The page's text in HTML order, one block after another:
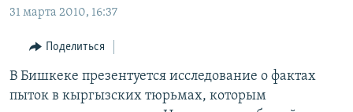
навигации
Вернутся
УЗБЕКИСТАН
ТАДЖИКИСТАН
НА ДРУГИХ ЯЗЫКАХ
ҚАЗАҚША
КЫРГЫЗЧА
31 марта 2010, 16:37
Поделиться
В Бишкеке презентуется исследование о фактах
пыток в кыргызских тюрьмах, которым